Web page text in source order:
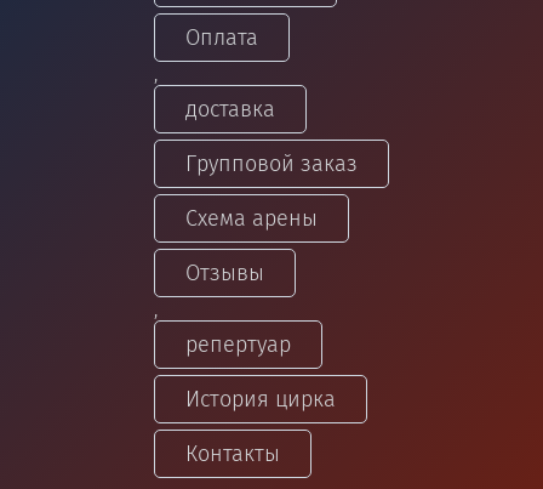
Оплата
,
доставка
Групповой заказ
Схема арены
Отзывы
,
репертуар
История цирка
Контакты